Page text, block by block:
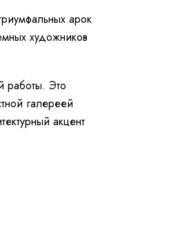
арок
художников
работы. Это
галереей
акцент